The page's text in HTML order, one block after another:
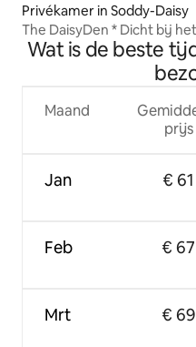
Privékamer in Soddy-Daisy
The DaisyDen * Dicht bij
Hole
Wat is de beste
Maand
Jan
Feb
Mrt
prijs
€ 61
€ 67
€ 69